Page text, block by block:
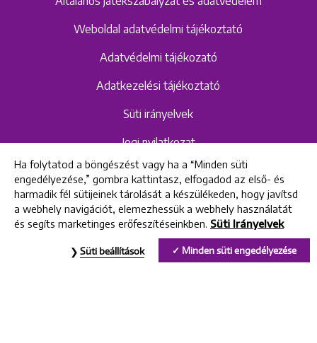
Weboldal adatvédelmi tájékoztató
Adatvédelmi tájékozató
Adatkezelési tájékoztató
Süti irányelvek
Jogi nyilatkozat
Hangrögzítéshez kapcsolódó adatvédelmi
szabályzat és tájékoztató
Uniklinik Fogászati és Implantációs Központ
Ha folytatod a böngészést vagy ha a “Minden süti
engedélyezése,” gombra kattintasz, elfogadod az első- és
harmadik fél sütijeinek tárolását a készülékeden, hogy javítsd
a webhely navigációt, elemezhessük a webhely használatát
és segíts marketinges erőfeszítéseinkben. Süti Irányelvek
Minden süti engedélyezése
Süti beállítások